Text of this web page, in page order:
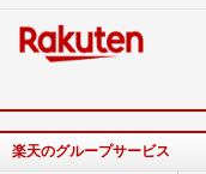
楽天のグループサービス